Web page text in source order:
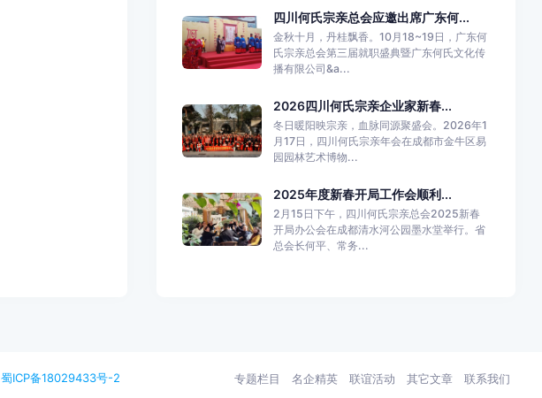
四川何氏宗亲总会应邀出席广东何...
金秋十月，丹桂飘香。10月18~19日，广东何
氏宗亲总会第三届就职盛典暨广东何氏文化传
播有限公司&a...
2026四川何氏宗亲企业家新春...
冬日暖阳映宗亲，血脉同源聚盛会。2026年1
月17日，四川何氏宗亲年会在成都市金牛区易
园园林艺术博物...
2025年度新春开局工作会顺利...
2月15日下午，四川何氏宗亲总会2025新春
开局办公会在成都清水河公园墨水堂举行。省
总会长何平、常务...
蜀ICP备18029433号-2 专题栏目 名企精英 联谊活动 其它文章 联系我们